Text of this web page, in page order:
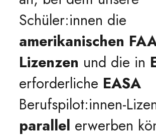
Schüler:innen die
amerikanischen
Lizenzen und die in
erforderliche EASA
Berufspilot:innen-
parallel erwerben